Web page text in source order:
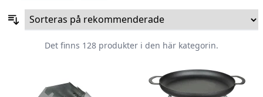
Det finns 128 produkter i den här kategorin.